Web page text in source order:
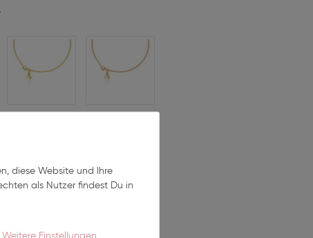
diese Website und Ihre
als Nutzer findest Du in
Weitere Einstellungen